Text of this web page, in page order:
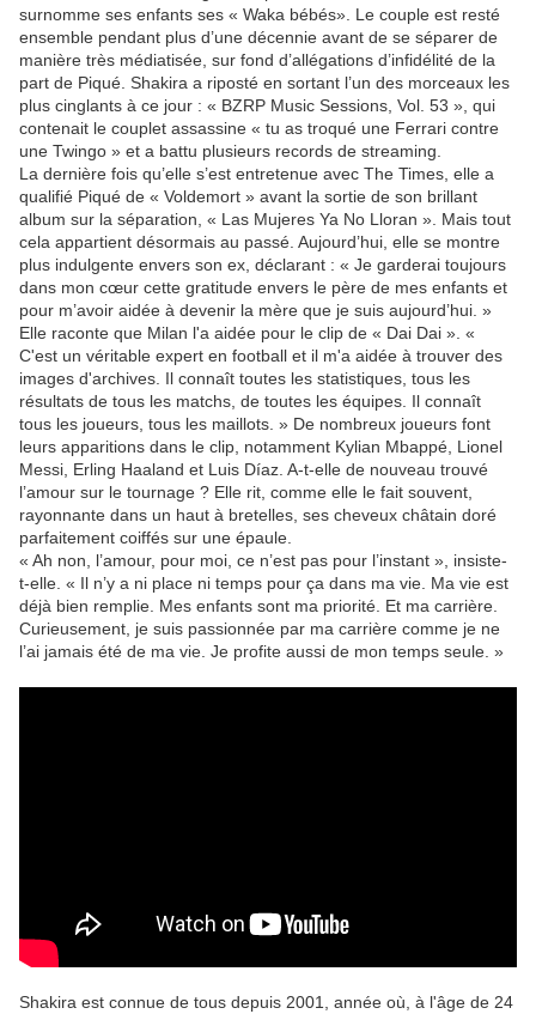
surnomme ses enfants ses « Waka bébés». Le couple est resté
ensemble pendant plus d’une décennie avant de se séparer de
manière très médiatisée, sur fond d’allégations d’infidélité de la
part de Piqué. Shakira a riposté en sortant l’un des morceaux les
plus cinglants à ce jour : « BZRP Music Sessions, Vol. 53 », qui
contenait le couplet assassine « tu as troqué une Ferrari contre
une Twingo » et a battu plusieurs records de streaming.
La dernière fois qu’elle s’est entretenue avec The Times, elle a
qualifié Piqué de « Voldemort » avant la sortie de son brillant
album sur la séparation, « Las Mujeres Ya No Lloran ». Mais tout
cela appartient désormais au passé. Aujourd’hui, elle se montre
plus indulgente envers son ex, déclarant : « Je garderai toujours
dans mon cœur cette gratitude envers le père de mes enfants et
pour m’avoir aidée à devenir la mère que je suis aujourd’hui. »
Elle raconte que Milan l'a aidée pour le clip de « Dai Dai ». «
C'est un véritable expert en football et il m'a aidée à trouver des
images d'archives. Il connaît toutes les statistiques, tous les
résultats de tous les matchs, de toutes les équipes. Il connaît
tous les joueurs, tous les maillots. » De nombreux joueurs font
leurs apparitions dans le clip, notamment Kylian Mbappé, Lionel
Messi, Erling Haaland et Luis Díaz. A-t-elle de nouveau trouvé
l’amour sur le tournage ? Elle rit, comme elle le fait souvent,
rayonnante dans un haut à bretelles, ses cheveux châtain doré
parfaitement coiffés sur une épaule.
« Ah non, l’amour, pour moi, ce n’est pas pour l’instant », insiste-
t-elle. « Il n’y a ni place ni temps pour ça dans ma vie. Ma vie est
déjà bien remplie. Mes enfants sont ma priorité. Et ma carrière.
Curieusement, je suis passionnée par ma carrière comme je ne
l’ai jamais été de ma vie. Je profite aussi de mon temps seule. »
Shakira est connue de tous depuis 2001, année où, à l'âge de 24